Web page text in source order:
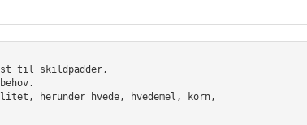
til skildpadder,
herunder hvede, hvedemel, korn,